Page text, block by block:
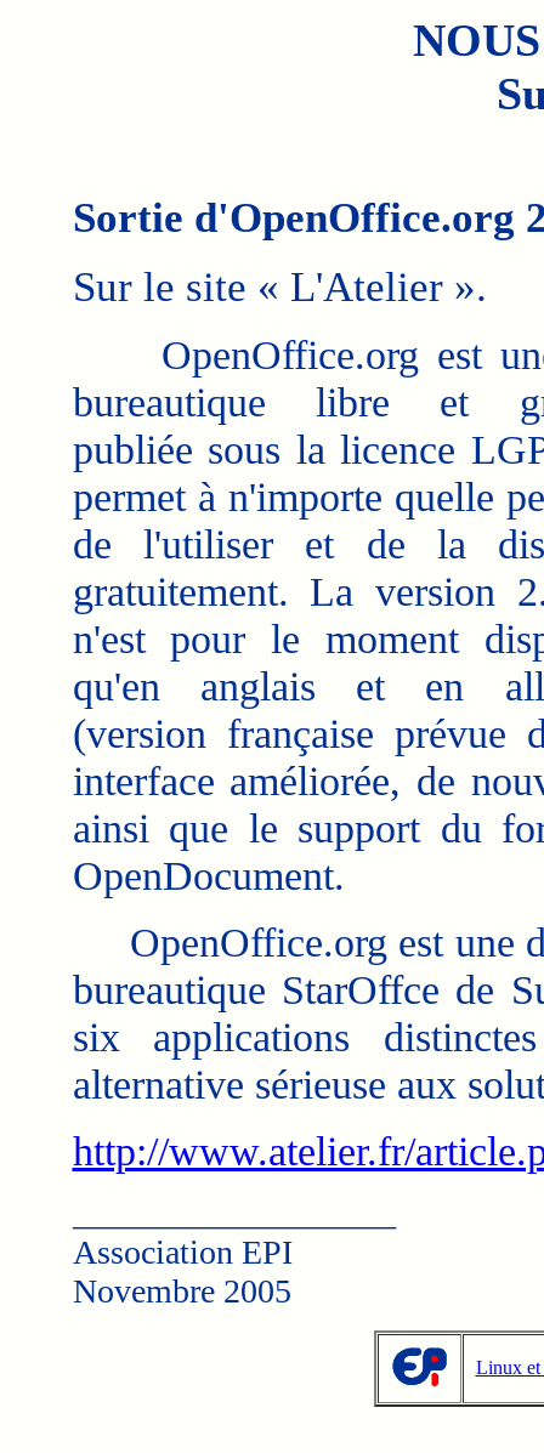
Sortie d'OpenOffice.org
Sur le site « L'Atelier ».
OpenOffice.org est
bureautique libre et
publiée sous la licence
permet à n'importe quelle
de l'utiliser et de la
gratuitement. La version
n'est pour le moment
qu'en anglais et en
(version française prévue
interface améliorée, de
ainsi que le support du
OpenDocument.
OpenOffice.org est une
bureautique StarOffce de
six applications
alternative sérieuse aux
http://www.atelier.fr/
Association EPI
Novembre 2005
Linux et